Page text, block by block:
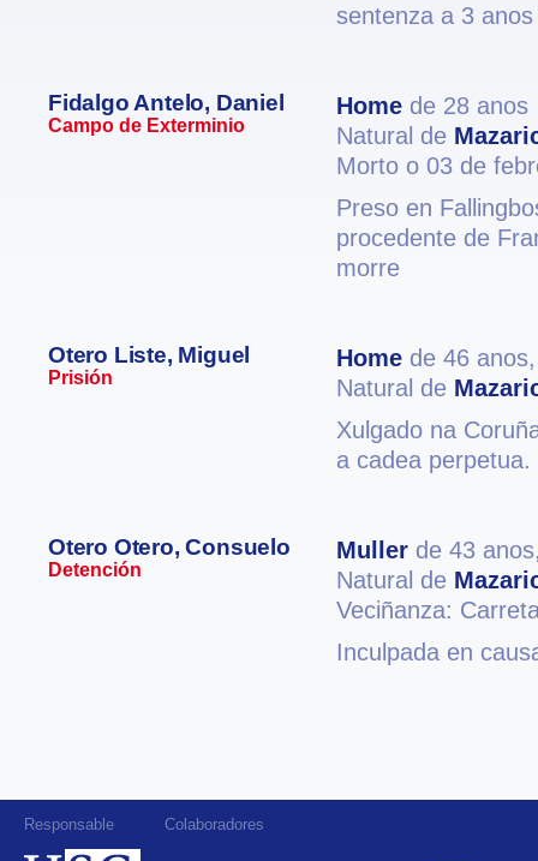
sentenza a 3
Fidalgo Antelo, Daniel
Campo de Exterminio
Home de 28 anos
Natural de
Morto o 03 de
Preso en
procedente de
morre
Otero Liste, Miguel
Prisión
Home de 46
Natural de
Xulgado na
a cadea
Otero Otero, Consuelo
Detención
Muller de 43
Natural de
Veciñanza:
Inculpada en
Responsable Colaboradores